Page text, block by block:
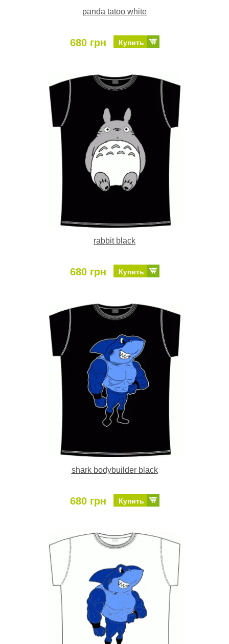
panda tatoo white
680 грн Купить
rabbit black
680 грн Купить
shark bodybuilder black
680 грн Купить